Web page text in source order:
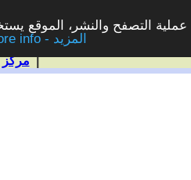
التصفح والنشر، الموقع
More info - المزيد
مركز|